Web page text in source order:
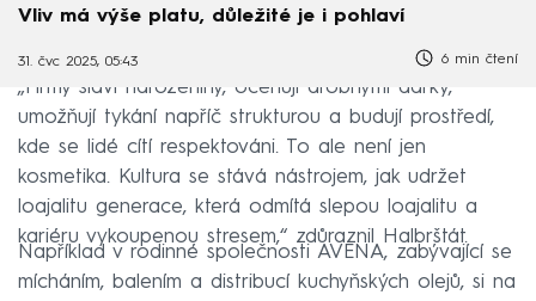
Vliv má výše platu, důležité je i pohlaví
31. čvc 2025, 05:43 6 min čtení
„Firmy slaví narozeniny, oceňují drobnými dárky,
umožňují tykání napříč strukturou a budují prostředí,
kde se lidé cítí respektováni. To ale není jen
kosmetika. Kultura se stává nástrojem, jak udržet
loajalitu generace, která odmítá slepou loajalitu a
kariéru vykoupenou stresem,“ zdůraznil Halbrštát.
Například v rodinné společnosti AVENA, zabývající se
mícháním, balením a distribucí kuchyňských olejů, si na